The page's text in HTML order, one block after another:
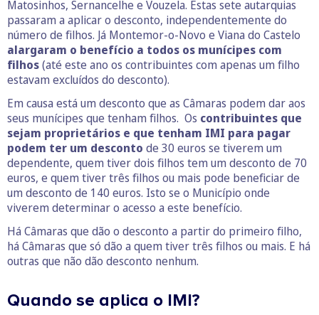
Matosinhos, Sernancelhe e Vouzela. Estas sete autarquias
passaram a aplicar o desconto, independentemente do
número de filhos. Já Montemor-o-Novo e Viana do Castelo
alargaram o benefício a todos os munícipes com
filhos(até este ano os contribuintes com apenas um filho
estavam excluídos do desconto).
Em causa está um desconto que as Câmaras podem dar aos
seus munícipes que tenham filhos. Os contribuintes que
sejam proprietários e que tenham IMI para pagar
podem ter um desconto de 30 euros se tiverem um
dependente, quem tiver dois filhos tem um desconto de 70
euros, e quem tiver três filhos ou mais pode beneficiar de
um desconto de 140 euros. Isto se o Município onde
viverem determinar o acesso a este benefício.
Há Câmaras que dão o desconto a partir do primeiro filho,
há Câmaras que só dão a quem tiver três filhos ou mais. E há
outras que não dão desconto nenhum.
Quando se aplica o IMI?